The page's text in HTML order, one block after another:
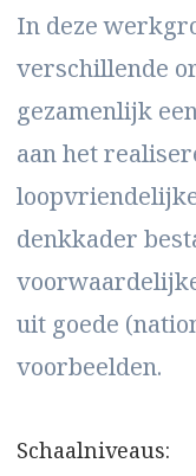
In deze
verschillende
gezamenlijk
aan het
denkkader
uit goede
voorbeelden.
Schaalniveaus: